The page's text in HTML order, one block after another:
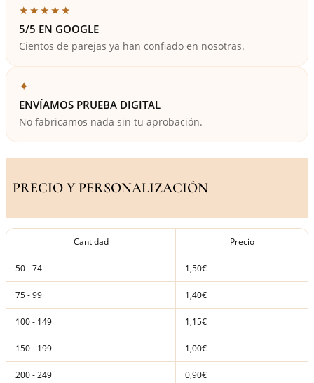
★★★★★
5/5 EN GOOGLE
Cientos de parejas ya han confiado en nosotras.
✦
ENVÍAMOS PRUEBA DIGITAL
No fabricamos nada sin tu aprobación.
PRECIO Y PERSONALIZACIÓN
Cantidad Precio
50 - 74 1,50€
75 - 99 1,40€
100 - 149 1,15€
150 - 199 1,00€
200 - 249 0,90€